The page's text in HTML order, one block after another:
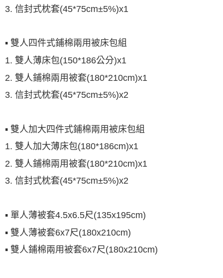
3. 信封式枕套(45*75cm±5%)x1
▪ 雙人四件式鋪棉兩用被床包組
1. 雙人薄床包(150*186公分)x1
2. 雙人鋪棉兩用被套(180*210cm)x1
3. 信封式枕套(45*75cm±5%)x2
▪ 雙人加大四件式鋪棉兩用被床包組
1. 雙人加大薄床包(180*186cm)x1
2. 雙人鋪棉兩用被套(180*210cm)x1
3. 信封式枕套(45*75cm±5%)x2
▪ 單人薄被套4.5x6.5尺(135x195cm)
▪ 雙人薄被套6x7尺(180x210cm)
▪ 雙人鋪棉兩用被套6x7尺(180x210cm)